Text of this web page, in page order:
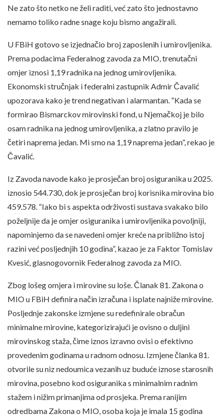
Ne zato što netko ne želi raditi, već zato što jednostavno
nemamo toliko radne snage koju bismo angažirali.
U FBiH gotovo se izjednačio broj zaposlenih i umirovljenika.
Prema podacima Federalnog zavoda za MIO, trenutačni
omjer iznosi 1,19 radnika na jednog umirovljenika.
Ekonomski stručnjak i federalni zastupnik Admir Čavalić
upozorava kako je trend negativan i alarmantan. “Kada se
formirao Bismarckov mirovinski fond, u Njemačkoj je bilo
osam radnika na jednog umirovljenika, a zlatno pravilo je
četiri naprema jedan. Mi smo na 1,19 naprema jedan”, rekao je
Čavalić.
Iz Zavoda navode kako je prosječan broj osiguranika u 2025.
iznosio 544.730, dok je prosječan broj korisnika mirovina bio
459.578. “Iako bi s aspekta održivosti sustava svakako bilo
poželjnije da je omjer osiguranika i umirovljenika povoljniji,
napominjemo da se navedeni omjer kreće na približno istoj
razini već posljednjih 10 godina”, kazao je za Faktor Tomislav
Kvesić, glasnogovornik Federalnog zavoda za MIO.
Zbog lošeg omjera i mirovine su loše. Članak 81. Zakona o
MIO u FBiH definira način izračuna i isplate najniže mirovine.
Posljednje zakonske izmjene su redefinirale obračun
minimalne mirovine, kategorizirajući je ovisno o duljini
mirovinskog staža, čime iznos izravno ovisi o efektivno
provedenim godinama u radnom odnosu. Izmjene članka 81.
otvorile su niz nedoumica vezanih uz buduće iznose starosnih
mirovina, posebno kod osiguranika s minimalnim radnim
stažem i nižim primanjima od prosjeka. Prema ranijim
odredbama Zakona o MIO, osoba koja je imala 15 godina